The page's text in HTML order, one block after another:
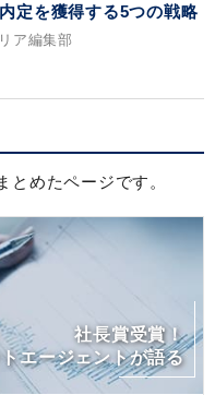
定を獲得する5つの戦略
ア編集部
めたページです。
社長賞受賞！
エージェントが語る